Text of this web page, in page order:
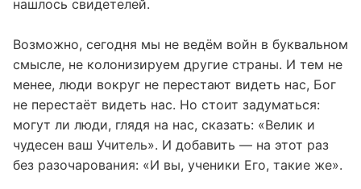
нашлось свидетелей.
Возможно, сегодня мы не ведём войн в буквальном
смысле, не колонизируем другие страны. И тем не
менее, люди вокруг не перестают видеть нас, Бог
не перестаёт видеть нас. Но стоит задуматься:
могут ли люди, глядя на нас, сказать: «Велик и
чудесен ваш Учитель». И добавить — на этот раз
без разочарования: «И вы, ученики Его, такие же».